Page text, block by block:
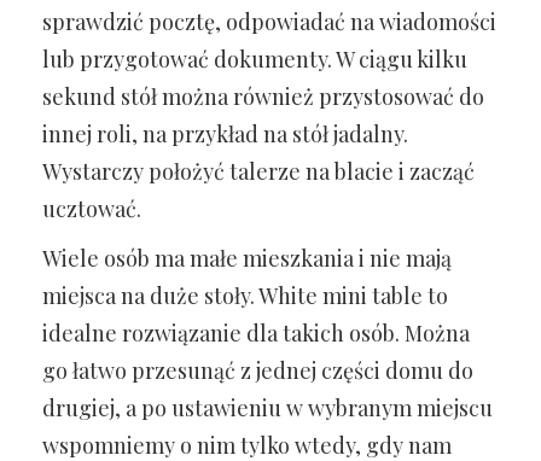
sprawdzić pocztę, odpowiadać na wiadomości
lub przygotować dokumenty. W ciągu kilku
sekund stół można również przystosować do
innej roli, na przykład na stół jadalny.
Wystarczy położyć talerze na blacie i zacząć
ucztować.
Wiele osób ma małe mieszkania i nie mają
miejsca na duże stoły. White mini table to
idealne rozwiązanie dla takich osób. Można
go łatwo przesunąć z jednej części domu do
drugiej, a po ustawieniu w wybranym miejscu
wspomniemy o nim tylko wtedy, gdy nam